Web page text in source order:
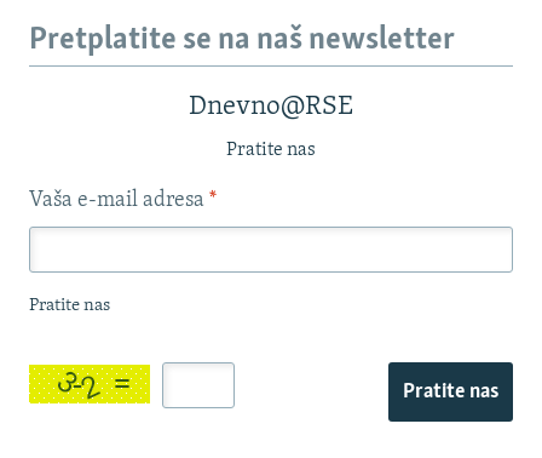
Pretplatite se na naš newsletter
Dnevno@RSE
Pratite nas
Vaša e-mail adresa *
Pratite nas
Pratite nas